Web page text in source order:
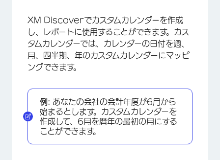
カスタムカレンダーデータファイルの準備
プロジェクトへのカレンダーの適用
カレンダーのマネージャー
カレンダーの削除
XM Discoverでカスタムカレンダーを作成
し、レポートに使用することができます。カス
タムカレンダーでは、カレンダーの日付を週、
月、四半期、年のカスタムカレンダーにマッピ
ングできます。
例: あなたの会社の会計年度が6月から
始まるとします。カスタムカレンダーを
作成して、6月を暦年の最初の月にする
ことができます。